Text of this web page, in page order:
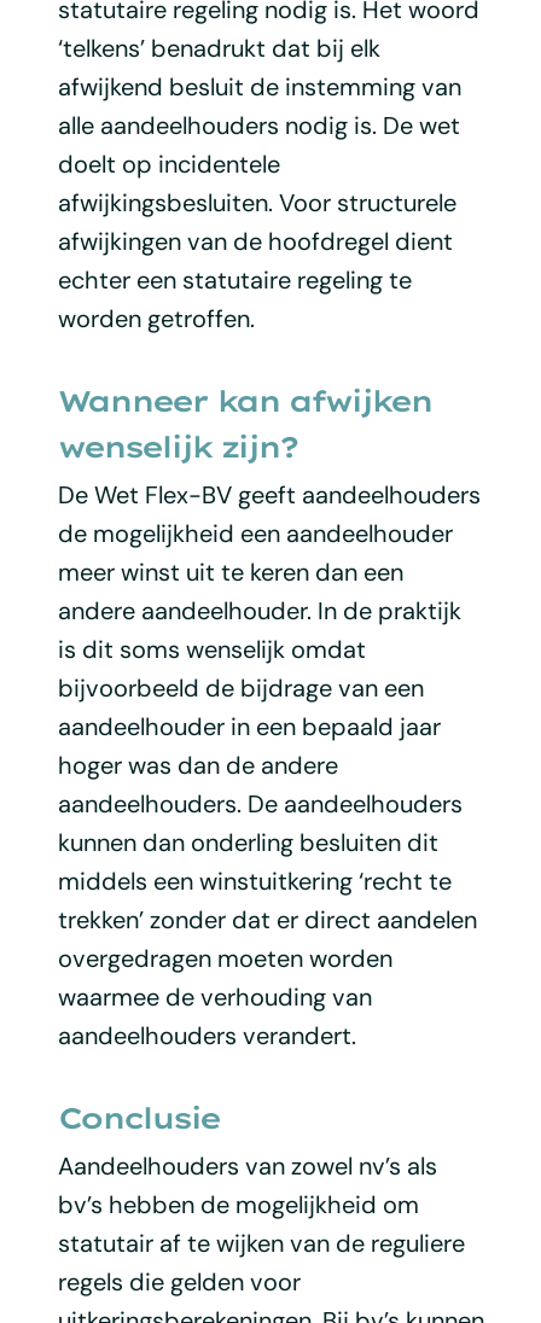
statutaire regeling nodig is. Het woord
‘telkens’ benadrukt dat bij elk
afwijkend besluit de instemming van
alle aandeelhouders nodig is. De wet
doelt op incidentele
afwijkingsbesluiten. Voor structurele
afwijkingen van de hoofdregel dient
echter een statutaire regeling te
worden getroffen.
Wanneer kan afwijken
wenselijk zijn?
De Wet Flex-BV geeft aandeelhouders
de mogelijkheid een aandeelhouder
meer winst uit te keren dan een
andere aandeelhouder. In de praktijk
is dit soms wenselijk omdat
bijvoorbeeld de bijdrage van een
aandeelhouder in een bepaald jaar
hoger was dan de andere
aandeelhouders. De aandeelhouders
kunnen dan onderling besluiten dit
middels een winstuitkering ‘recht te
trekken’ zonder dat er direct aandelen
overgedragen moeten worden
waarmee de verhouding van
aandeelhouders verandert.
Conclusie
Aandeelhouders van zowel nv’s als
bv’s hebben de mogelijkheid om
statutair af te wijken van de reguliere
regels die gelden voor